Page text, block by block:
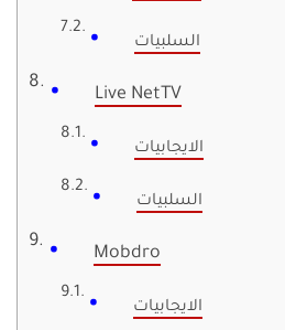
السلبيات
Live NetTV
الايجابيات
السلبيات
Mobdro
الايجابيات